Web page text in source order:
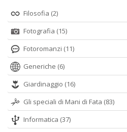
Filosofia (2)
Fotografia (15)
Fotoromanzi (11)
Generiche (6)
Giardinaggio (16)
Gli speciali di Mani di Fata (83)
Informatica (37)